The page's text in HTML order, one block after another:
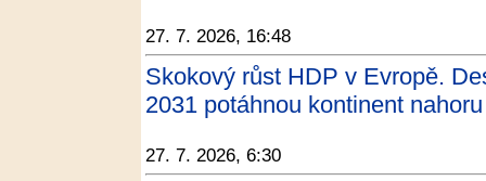
27. 7. 2026, 16:48
Skokový růst HDP v Evropě.
2031 potáhnou kontinent
27. 7. 2026, 6:30